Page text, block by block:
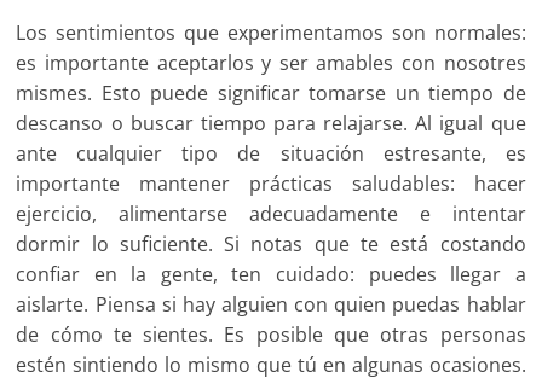
Los sentimientos que experimentamos son normales:
es importante aceptarlos y ser amables con nosotres
mismes. Esto puede significar tomarse un tiempo de
descanso o buscar tiempo para relajarse. Al igual que
ante cualquier tipo de situación estresante, es
importante mantener prácticas saludables: hacer
ejercicio, alimentarse adecuadamente e intentar
dormir lo suficiente. Si notas que te está costando
confiar en la gente, ten cuidado: puedes llegar a
aislarte. Piensa si hay alguien con quien puedas hablar
de cómo te sientes. Es posible que otras personas
estén sintiendo lo mismo que tú en algunas ocasiones.